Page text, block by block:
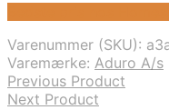
Varenummer (SKU):
Varemærke: Aduro A/s
Previous Product
Next Product